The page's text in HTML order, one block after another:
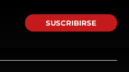
SUSCRIBIRSE